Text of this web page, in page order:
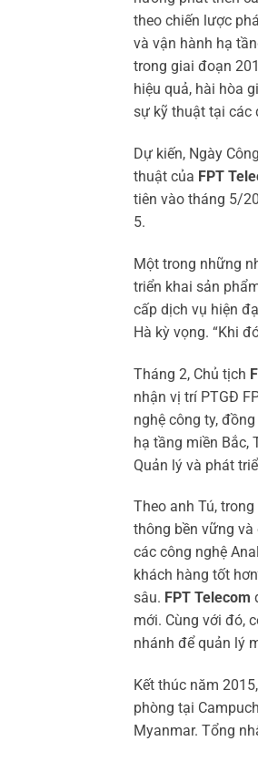
theo chiến lược
và vận hành hạ
trong giai đoạn
hiệu quả, hài hòa
sự kỹ thuật tại các
Dự kiến, Ngày
thuật của FPT
tiên vào tháng 5/
5.
Một trong những
triển khai sản
cấp dịch vụ hiện
Hà kỳ vọng. “Khi
Tháng 2, Chủ tịch
nhận vị trí PTGĐ
nghệ công ty,
hạ tầng miền Bắc,
Quản lý và phát
Theo anh Tú,
thông bền vững
các công nghệ
khách hàng tốt
sâu. FPT Telecom
mới. Cùng với đó,
nhánh để quản lý
Kết thúc năm 2015,
phòng tại
Myanmar. Tổng